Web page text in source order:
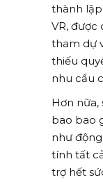
thành
VR,
tham dự
thiếu
nhu cầu
Hơn nữa,
bao bao
như
tính tất
trợ hết